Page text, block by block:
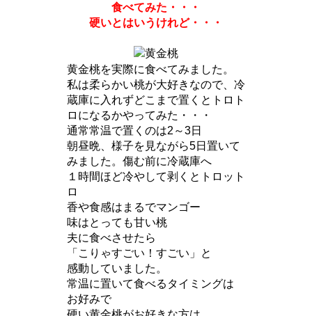
食べてみた・・・
硬いとはいうけれど・・・
黄金桃を実際に食べてみました。
私は柔らかい桃が大好きなので、冷
蔵庫に入れずどこまで置くとトロト
ロになるかやってみた・・・
通常常温で置くのは2～3日
朝昼晩、様子を見ながら5日置いて
みました。傷む前に冷蔵庫へ
１時間ほど冷やして剥くとトロット
ロ
香や食感はまるでマンゴー
味はとっても甘い桃
夫に食べさせたら
「こりゃすごい！すごい」と
感動していました。
常温に置いて食べるタイミングは
お好みで